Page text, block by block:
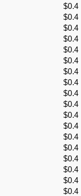
$0.4
$0.4
$0.4
$0.4
$0.4
$0.4
$0.4
$0.4
$0.4
$0.4
$0.4
$0.4
$0.4
$0.4
$0.4
$0.4
$0.4
$0.4